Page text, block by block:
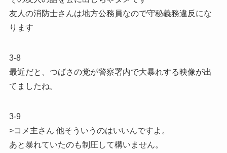
友人の消防士さんは地方公務員なので守秘義務違反にな
ります
3-8
最近だと、つばさの党が警察署内で大暴れする映像が出
てましたね。
3-9
>コメ主さん 他そういうのはいいんですよ。
あと暴れていたのも制圧して構いません。